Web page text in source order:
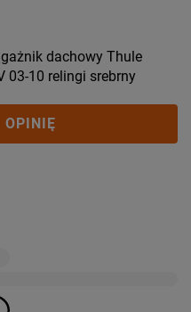
dachowy Thule
03-10 relingi srebrny
OPINIĘ